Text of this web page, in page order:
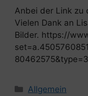
Anbei der Link zu
Vielen Dank an
Bilder. https://
80462575&type=3
Kategorien
Allgemein